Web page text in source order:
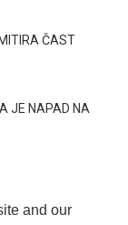
and our
ČAST
JE NAPAD NA